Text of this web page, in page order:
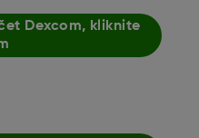
Dexcom, kliknite